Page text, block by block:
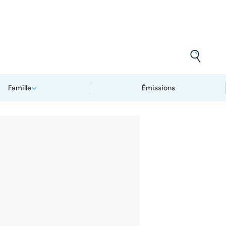
Famille Émissions